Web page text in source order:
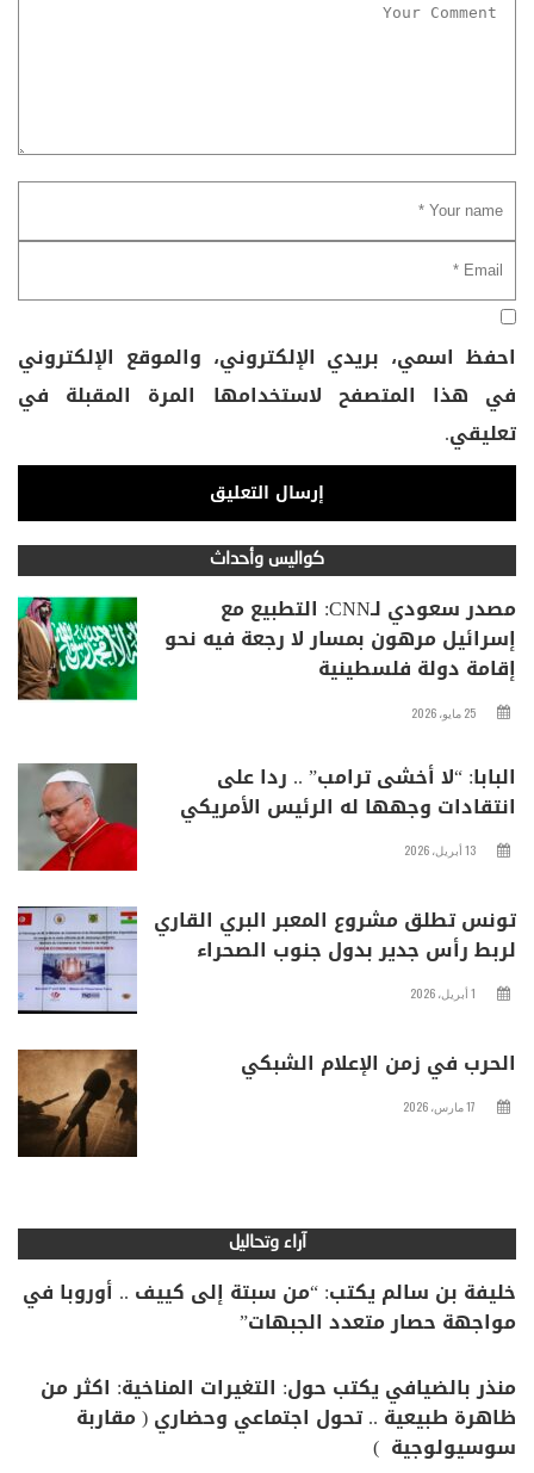
احفظ اسمي، بريدي الإلكتروني، والموقع الإلكتروني
في هذا المتصفح لاستخدامها المرة المقبلة في
تعليقي.
كواليس وأحداث
مصدر سعودي لـCNN: التطبيع مع
إسرائيل مرهون بمسار لا رجعة فيه نحو
إقامة دولة فلسطينية
25 مايو، 2026
البابا: “لا أخشى ترامب” .. ردا على
انتقادات وجهها له الرئيس الأمريكي
13 أبريل، 2026
تونس تطلق مشروع المعبر البري القاري
لربط رأس جدير بدول جنوب الصحراء
1 أبريل، 2026
الحرب في زمن الإعلام الشبكي
17 مارس، 2026
آراء وتحاليل
خليفة بن سالم يكتب: “من سبتة إلى كييف .. أوروبا في
مواجهة حصار متعدد الجبهات”
منذر بالضيافي يكتب حول: التغيرات المناخية: اكثر من
ظاهرة طبيعية .. تحول اجتماعي وحضاري ( مقاربة
سوسيولوجية )